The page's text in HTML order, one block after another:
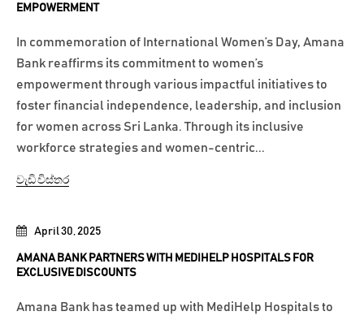
April 30, 2025
AMANA BANK PARTNERS WITH MEDIHELP HOSPITALS FOR
EXCLUSIVE DISCOUNTS
Amana Bank has teamed up with MediHelp Hospitals to
EMPOWERMENT
In commemoration of International Women’s Day, Amana
Bank reaffirms its commitment to women’s
empowerment through various impactful initiatives to
foster financial independence, leadership, and inclusion
for women across Sri Lanka. Through its inclusive
workforce strategies and women-centric...
වැඩි විස්තර